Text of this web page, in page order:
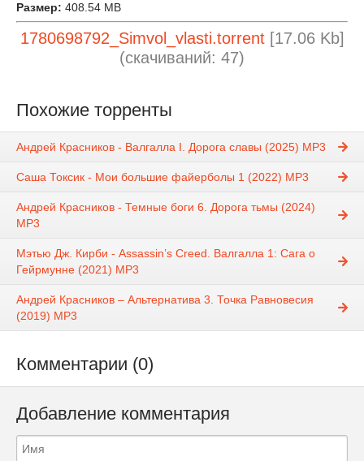
Размер: 408.54 MB
1780698792_Simvol_vlasti.torrent[17.06 Kb]
(cкачиваний: 47)
Похожие торренты
Андрей Красников - Валгалла I. Дорога славы (2025) MP3
Саша Токсик - Мои большие файерболы 1 (2022) МР3
Андрей Красников - Темные боги 6. Дорога тьмы (2024)
MP3
Мэтью Дж. Кирби - Assassin’s Creed. Валгалла 1: Сага о
Гейрмунне (2021) МР3
Андрей Красников – Альтернатива 3. Точка Равновесия
(2019) MP3
Комментарии (0)
Добавление комментария